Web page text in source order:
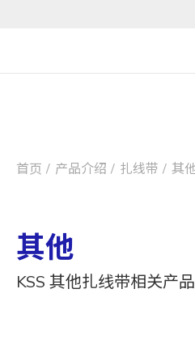
首页 产品介绍 扎线带 其
其他
KSS 其他扎线带相关产品